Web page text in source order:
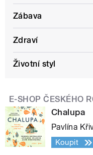
Zábava
Zdraví
Životní styl
E-SHOP ČESKÉHO
Chalupa
Pavlína
Koupit